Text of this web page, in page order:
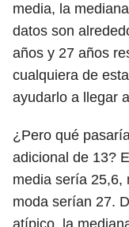
media, la
datos son
años y 27 años
cualquiera de
ayudarlo a llegar
¿Pero qué
adicional de 13?
media sería 25,6,
moda serían 27.
atípico, la